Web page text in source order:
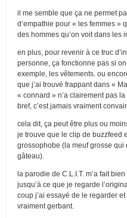
il me semble que ça ne permet
d’empathie pour « les femmes »
des hommes qu’on voit dans les
en plus, pour revenir à ce truc
personne, ça fonctionne pas si
exemple, les vêtements. ou
que j’ai trouvé frappant dans «
« connard » n’a clairement pas
bref, c’est jamais vraiment
cela dit, ça peut être plus ou
je trouve que le clip de buzzfeed
grossophobe (la meuf grosse qui
gâteau).
la parodie de C.L.I.T. m’a fait
jusqu’à ce que je regarde
coup j’ai essayé de le regarder et
vraiment gerbant.